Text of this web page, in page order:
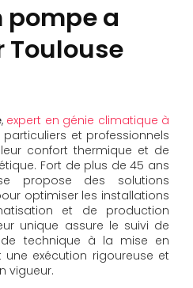
pompe a
Toulouse
, expert en génie climatique à
et professionnels
confort thermique et de
Fort de plus de 45 ans
propose des solutions
optimiser les installations
et de production
unique assure le suivi de
technique à la mise en
exécution rigoureuse et
vigueur.